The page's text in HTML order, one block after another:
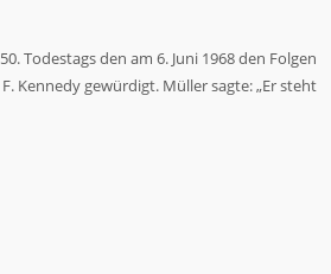
Todestags den am 6. Juni 1968 den Folgen
Kennedy gewürdigt. Müller sagte: „Er steht